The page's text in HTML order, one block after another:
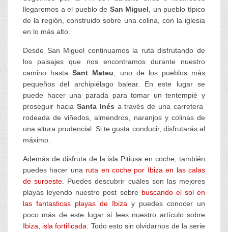
llegaremos a el pueblo de San Miguel , un pueblo típico
de la región, construido sobre una colina, con la iglesia
en lo más alto.
Desde San Miguel continuamos la ruta disfrutando de
los paisajes que nos encontramos durante nuestro
camino hastaSant Mateu , uno de los pueblos más
pequeños del archipiélago balear. En este lugar se
puede hacer una parada para tomar un tentempié y
proseguir hacia Santa Inés a través de una carretera
rodeada de viñedos, almendros, naranjos y colinas de
una altura prudencial. Si te gusta conducir, disfrutarás al
máximo.
Además de disfruta de la isla Pitiusa en coche, también
puedes hacer una ruta en coche por Ibiza en las calas
de suroeste . Puedes descubrir cuáles son las mejores
playas leyendo nuestro post sobre buscando el sol en
las fantasticas playas de Ibiza y puedes conocer un
poco más de este lugar si lees nuestro artículo sobre
Ibiza, isla fortificada . Todo esto sin olvidarnos de la serie